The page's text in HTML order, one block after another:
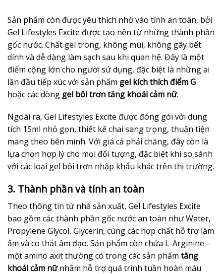
Sản phẩm còn được yêu thích nhờ vào tính an toàn, bởi
Gel Lifestyles Excite được tạo nên từ những thành phần
gốc nước. Chất gel trong, không mùi, không gây bết
dính và dễ dàng làm sạch sau khi quan hệ. Đây là một
điểm cộng lớn cho người sử dụng, đặc biệt là những ai
lần đầu tiếp xúc với sản phẩm gel kích thích điểm G
hoặc các dòng gel bôi trơn tăng khoái cảm nữ.
Ngoài ra, Gel Lifestyles Excite được đóng gói với dung
tích 15ml nhỏ gọn, thiết kế chai sang trọng, thuận tiện
mang theo bên mình. Với giá cả phải chăng, đây còn là
lựa chọn hợp lý cho mọi đối tượng, đặc biệt khi so sánh
với các loại gel bôi trơn nhập khẩu khác trên thị trường.
3. Thành phần và tính an toàn
Theo thông tin từ nhà sản xuất, Gel Lifestyles Excite
bao gồm các thành phần gốc nước an toàn như Water,
Propylene Glycol, Glycerin, cùng các hợp chất hỗ trợ làm
ấm và co thắt âm đạo. Sản phẩm còn chứa L-Arginine –
một amino axit thường có trong các sản phẩm tăng
khoái cảm nữnhằm hỗ trợ quá trình tuần hoàn máu